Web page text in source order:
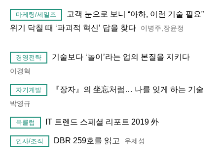
마케팅/세일즈
고객 눈으로 보니 “아하, 이런 기술 필요”
위기 닥칠 때 ‘파괴적 혁신’ 답을 찾다
이병주,장윤정
경영전략 기술보다 ‘놀이’라는 업의 본질을 지키다
이경혁
자기계발 『장자』의 坐忘처럼… 나를 잊게 하는 기술
박영규
북클럽 IT 트렌드 스페셜 리포트 2019 外
인사/조직 DBR 259호를 읽고 우제성